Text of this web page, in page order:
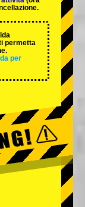
permetta
per